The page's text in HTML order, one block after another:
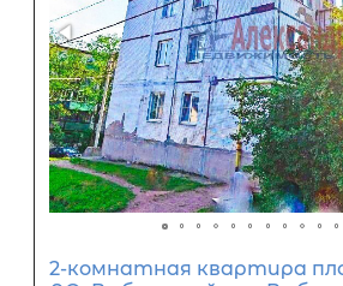
Процентная
ставка
12%
1 5 10 15
Ежемесячный платеж